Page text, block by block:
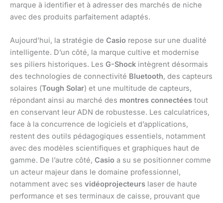
marque à identifier et à adresser des marchés de niche
avec des produits parfaitement adaptés.
Aujourd’hui, la stratégie de Casio repose sur une dualité
intelligente. D’un côté, la marque cultive et modernise
ses piliers historiques. Les G-Shock intègrent désormais
des technologies de connectivité Bluetooth, des capteurs
solaires (Tough Solar) et une multitude de capteurs,
répondant ainsi au marché des montres connectées tout
en conservant leur ADN de robustesse. Les calculatrices,
face à la concurrence de logiciels et d’applications,
restent des outils pédagogiques essentiels, notamment
avec des modèles scientifiques et graphiques haut de
gamme. De l’autre côté, Casio a su se positionner comme
un acteur majeur dans le domaine professionnel,
notamment avec ses vidéoprojecteurs laser de haute
performance et ses terminaux de caisse, prouvant que